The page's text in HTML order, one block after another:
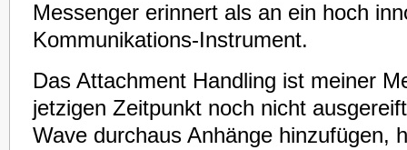
Messenger erinnert als an ein hoch
Kommunikations-Instrument.
Das Attachment Handling ist meiner
jetzigen Zeitpunkt noch nicht
Wave durchaus Anhänge hinzufügen,